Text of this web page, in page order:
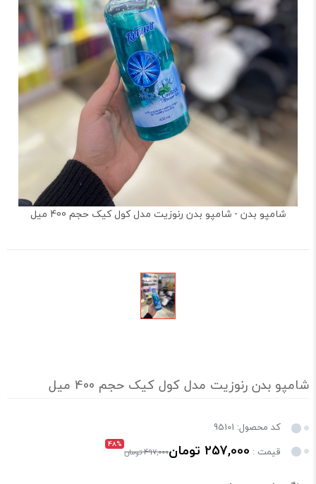
شامپو بدن - شامپو بدن رنوزیت مدل کول کیک حجم 400 میل
شامپو بدن رنوزیت مدل کول کیک حجم 400 میل
کد محصول: 95101
قیمت : 257,000 تومان 48%
497,000 تومان